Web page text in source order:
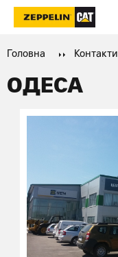
Головна Контакти
ОДЕСА